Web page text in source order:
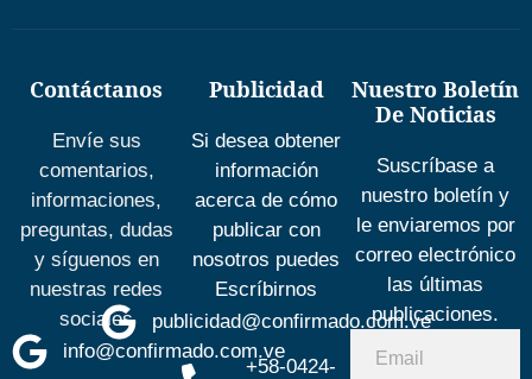
Contáctanos
Envíe sus
comentarios,
informaciones,
preguntas, dudas
y síguenos en
nuestras redes
sociales
info@confirmado.com.ve
Publicidad
Si desea obtener
información
acerca de cómo
publicar con
nosotros puedes
Escríbirnos
publicidad@confirmado.com.ve
+58-0424-
Nuestro Boletín
De Noticias
Suscríbase a
nuestro boletín y
le enviaremos por
correo electrónico
las últimas
publicaciones.